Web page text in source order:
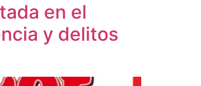
en el
y delitos